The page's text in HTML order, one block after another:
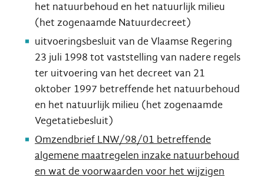
het natuurbehoud en het natuurlijk milieu
(het zogenaamde Natuurdecreet)
uitvoeringsbesluit van de Vlaamse Regering
23 juli 1998 tot vaststelling van nadere regels
ter uitvoering van het decreet van 21
oktober 1997 betreffende het natuurbehoud
en het natuurlijk milieu (het zogenaamde
Vegetatiebesluit)
Omzendbrief LNW/98/01 betreffende
algemene maatregelen inzake natuurbehoud
en wat de voorwaarden voor het wijzigen